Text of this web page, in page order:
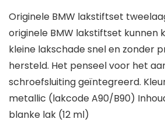
Originele BMW lakstiftset
originele BMW lakstiftset kunnen
kleine lakschade snel en zonder
hersteld. Het penseel voor het
schroefsluiting geïntegreerd.
metallic (lakcode A90/B90)
blanke lak (12 ml)